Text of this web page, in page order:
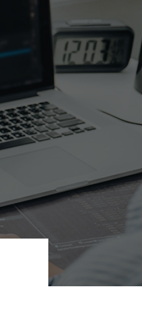
1週間
Webデザイナー